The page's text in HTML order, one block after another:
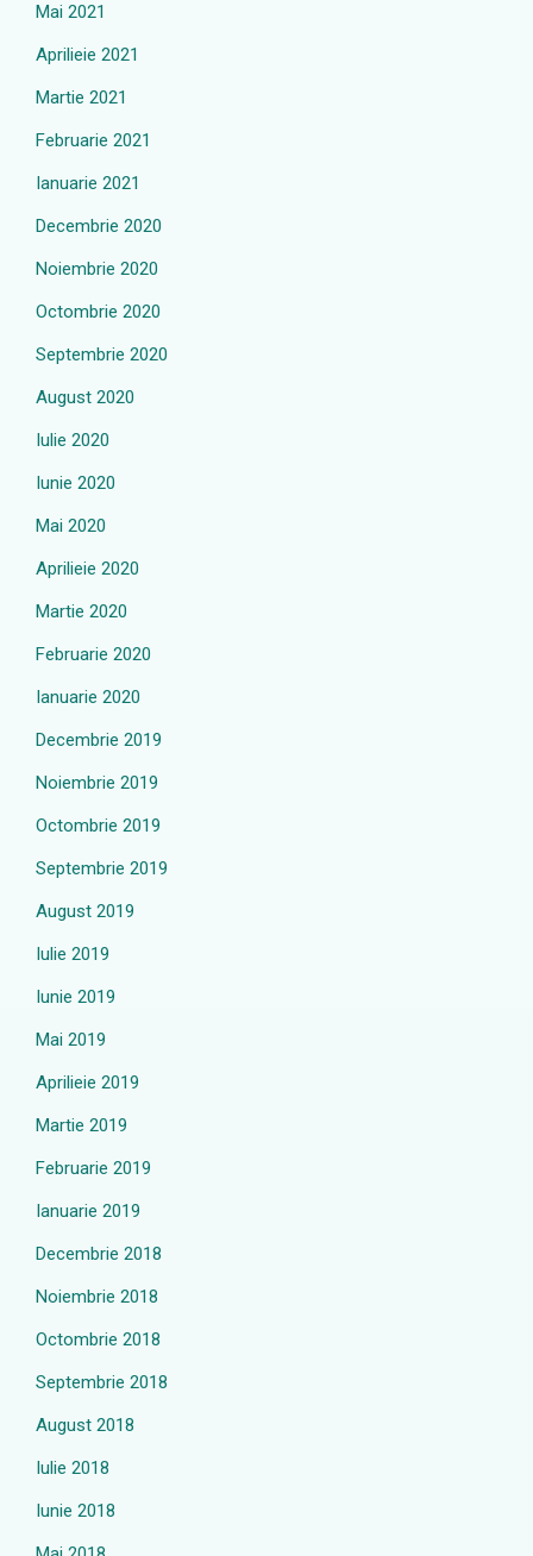
Mai 2021
Aprilieie 2021
Martie 2021
Februarie 2021
Ianuarie 2021
Decembrie 2020
Noiembrie 2020
Octombrie 2020
Septembrie 2020
August 2020
Iulie 2020
Iunie 2020
Mai 2020
Aprilieie 2020
Martie 2020
Februarie 2020
Ianuarie 2020
Decembrie 2019
Noiembrie 2019
Octombrie 2019
Septembrie 2019
August 2019
Iulie 2019
Iunie 2019
Mai 2019
Aprilieie 2019
Martie 2019
Februarie 2019
Ianuarie 2019
Decembrie 2018
Noiembrie 2018
Octombrie 2018
Septembrie 2018
August 2018
Iulie 2018
Iunie 2018